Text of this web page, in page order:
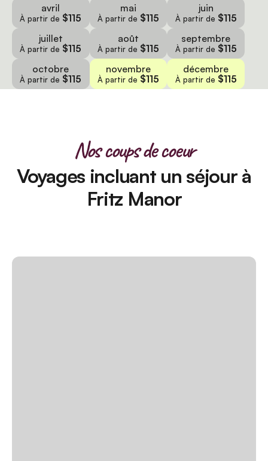
avril
À partir de $115
mai
À partir de $115
juin
À partir de $115
juillet
À partir de $115
août
À partir de $115
septembre
À partir de $115
octobre
À partir de $115
novembre
À partir de $115
décembre
À partir de $115
Nos coups de coeur
Voyages incluant un séjour à
Fritz Manor